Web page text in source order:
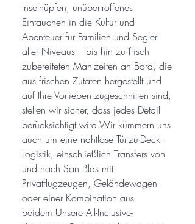
Inselhüpfen, unübertroffenes
Eintauchen in die Kultur und
Abenteuer für Familien und Segler
aller Niveaus – bis hin zu frisch
zubereiteten Mahlzeiten an Bord, die
aus frischen Zutaten hergestellt und
auf Ihre Vorlieben zugeschnitten sind,
stellen wir sicher, dass jedes Detail
berücksichtigt wird.Wir kümmern uns
auch um eine nahtlose Tür-zu-Deck-
Logistik, einschließlich Transfers von
und nach San Blas mit
Privatflugzeugen, Geländewagen
oder einer Kombination aus
beidem.Unsere All-Inclusive-